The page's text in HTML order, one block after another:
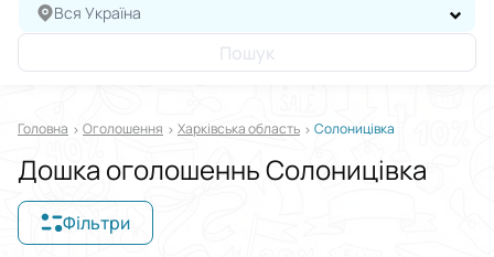
Вся Україна
Пошук
Головна Оголошення Харківська область Солоницівка
Дошка оголошеннь Солоницівка
Фільтри